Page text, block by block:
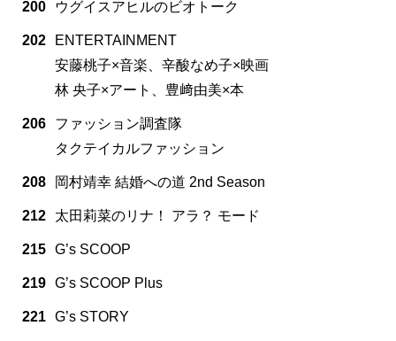
200 ウグイスアヒルのビオトーク
202
ENTERTAINMENT
安藤桃子×音楽、辛酸なめ子×映画
林 央子×アート、豊﨑由美×本
206
ファッション調査隊
タクテイカルファッション
208 岡村靖幸 結婚への道 2nd Season
212 太田莉菜のリナ！ アラ？ モード
215 G’s SCOOP
219 G’s SCOOP Plus
221 G’s STORY